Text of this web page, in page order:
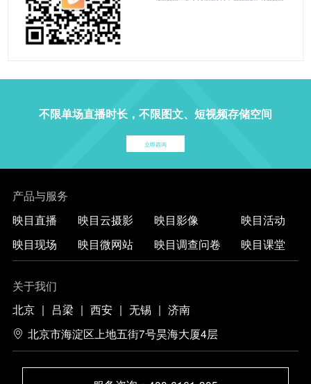
不限单场直播时长，不限图文、短视频存储空间
立即咨询
产品与服务
映目直播
映目现场
映目云摄影
映目微网站
映目影像
映目调查问卷
映目活动
映目课堂
关于我们
北京 | 吕梁 | 西安 | 无锡 | 济南
北京市海淀区上地五街7号昊海大厦4层